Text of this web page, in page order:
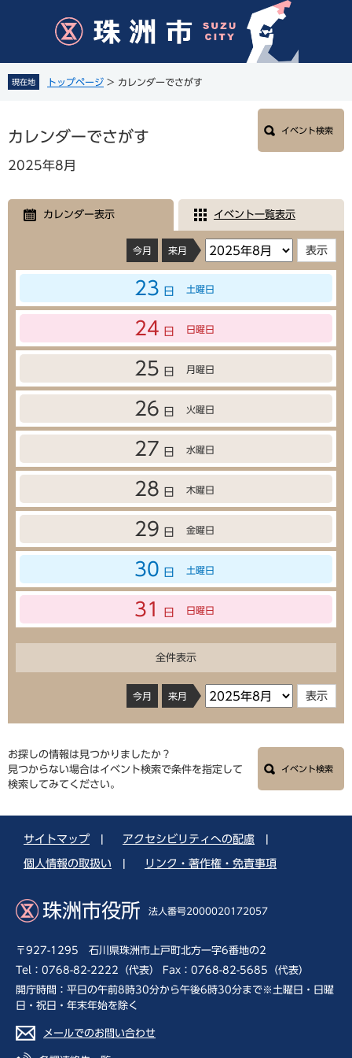
先
頭
。
を
飛
て
文
現在地 トップページ > カレンダーでさがす
文
カレンダーでさがす イベント検索
2025年8月
カレンダー表示 イベント一覧表示
今月 来月
23 日 土曜日
24 日 日曜日
25 日 月曜日
26 日 火曜日
27 日 水曜日
28 日 木曜日
29 日 金曜日
30 日 土曜日
31 日 日曜日
全件表示
今月 来月
お探しの情報は見つかりましたか？
見つからない場合はイベント検索で条件を指定して
検索してみてください。
イベント検索
サイトマップ アクセシビリティへの配慮
個人情報の取扱い リンク・著作権・免責事項
珠洲市役所 法人番号2000020172057
〒927-1295 石川県珠洲市上戸町北方一字6番地の2
Tel：0768-82-2222（代表） Fax：0768-82-5685（代表）
開庁時間：平日の午前8時30分から午後6時30分まで※土曜日・日曜
日・祝日・年末年始を除く
メールでのお問い合わせ